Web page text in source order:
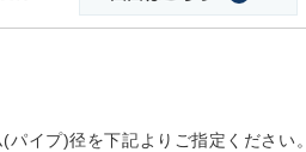
イプ)径を下記よりご指定ください。